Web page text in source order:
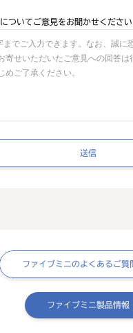
ついてご意見をお聞かせください
送信
ファイブミニのよくあるご質
ファイブミニ製品情報